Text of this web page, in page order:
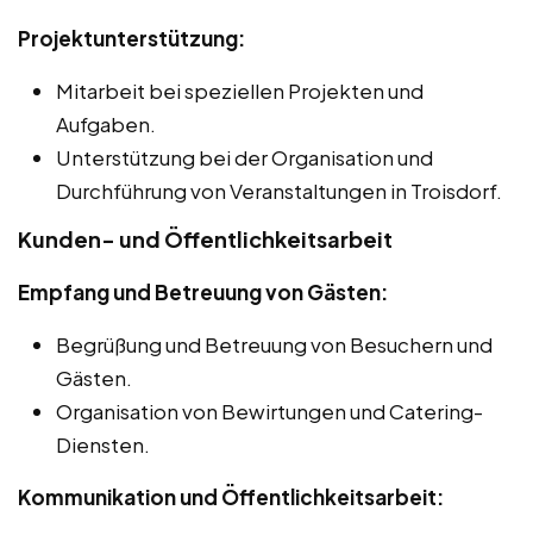
Projektunterstützung:
Mitarbeit bei speziellen Projekten und
Aufgaben.
Unterstützung bei der Organisation und
Durchführung von Veranstaltungen in Troisdorf.
Kunden- und Öffentlichkeitsarbeit
Empfang und Betreuung von Gästen:
Begrüßung und Betreuung von Besuchern und
Gästen.
Organisation von Bewirtungen und Catering-
Diensten.
Kommunikation und Öffentlichkeitsarbeit: